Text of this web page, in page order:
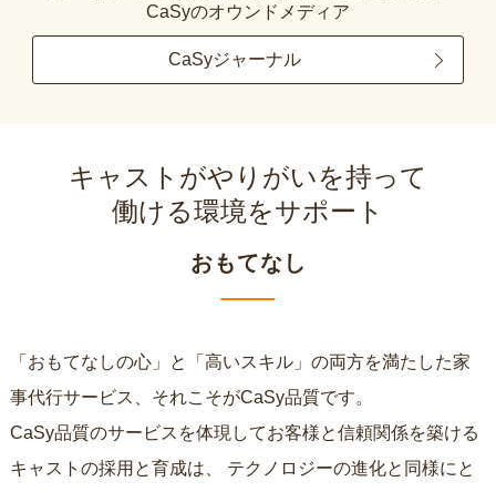
CaSyのオウンドメディア
CaSyジャーナル
キャストがやりがいを持って
働ける環境をサポート
おもてなし
「おもてなしの心」と「高いスキル」の両方を満たした家
事代行サービス、それこそがCaSy品質です。
CaSy品質のサービスを体現してお客様と信頼関係を築ける
キャストの採用と育成は、